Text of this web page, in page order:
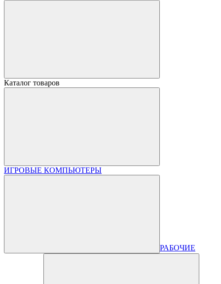
Каталог товаров
ИГРОВЫЕ КОМПЬЮТЕРЫ
РАБОЧИЕ